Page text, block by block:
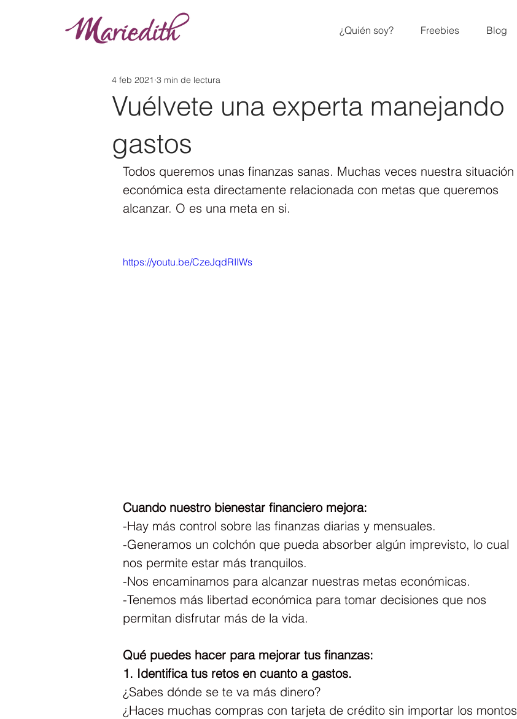
¿Quién soy? Freebies Blog
Vuélvete una experta manejando
gastos
4 feb 2021 3 min de lectura
Todos queremos unas finanzas sanas. Muchas veces nuestra situación
económica esta directamente relacionada con metas que queremos
alcanzar. O es una meta en si.
https://youtu.be/CzeJqdRIIWs
Cuando nuestro bienestar financiero mejora:
-Hay más control sobre las finanzas diarias y mensuales.
-Generamos un colchón que pueda absorber algún imprevisto, lo cual
nos permite estar más tranquilos.
-Nos encaminamos para alcanzar nuestras metas económicas.
-Tenemos más libertad económica para tomar decisiones que nos
permitan disfrutar más de la vida.
Qué puedes hacer para mejorar tus finanzas:
1. Identifica tus retos en cuanto a gastos.
¿Sabes dónde se te va más dinero?
¿Haces muchas compras con tarjeta de crédito sin importar los montos